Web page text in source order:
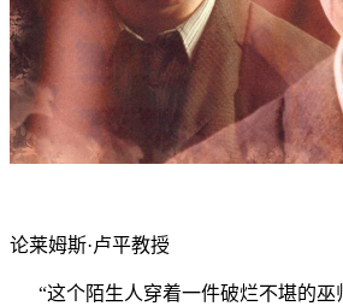
论莱姆斯·卢平教授
“这个陌生人穿着一件破烂不堪的巫